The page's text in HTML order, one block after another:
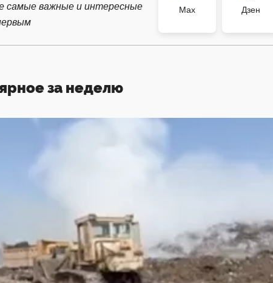
самые важные и интересные
Max
Дзен
за неделю